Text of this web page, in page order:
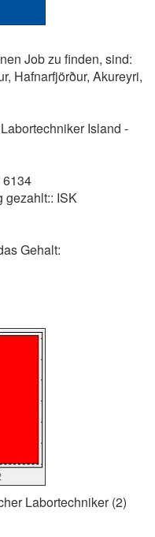
Job zu finden, sind:
Hafnarfjörður, Akureyri,
Island -
6134
gezahlt:: ISK
Gehalt:
Labortechniker (2)